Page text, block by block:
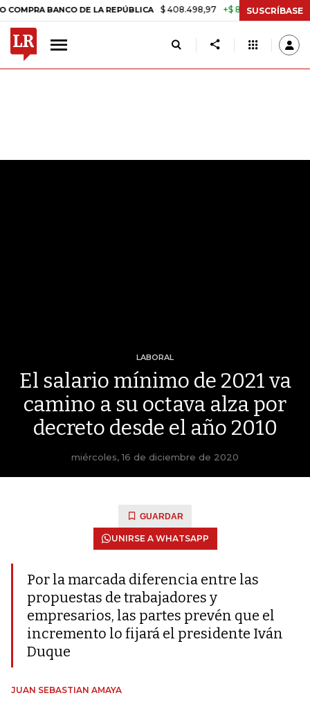
BANCO DE LA REPÚBLICA $ 408.498,97 +$ 8.753,81 +2,19% TASA
SUSCRÍBASE
LABORAL
El salario mínimo de 2021 va
camino a su octava alza por
decreto desde el año 2010
miércoles, 16 de diciembre de 2020
GUARDAR
UNIRSE A WHATSAPP
Por la marcada diferencia entre las
propuestas de trabajadores y
empresarios, las partes prevén que el
incremento lo fijará el presidente Iván
Duque
JUAN SEBASTIAN AMAYA